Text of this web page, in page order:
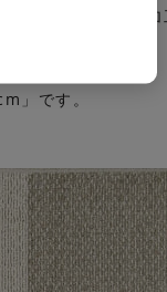
えます。 防ダニ
」です。